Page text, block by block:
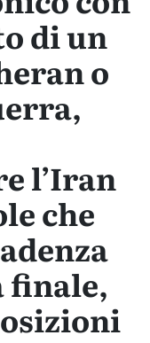
di un
o
l’Iran
che
finale,